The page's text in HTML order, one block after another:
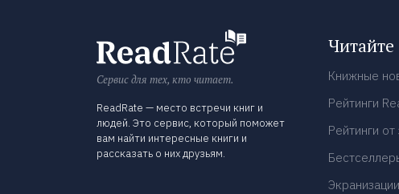
Сервис для тех, кто читает.
ReadRate — место встречи книг и
людей. Это сервис, который поможет
вам найти интересные книги и
рассказать о них друзьям.
Читайте
Книжные
Рейтинги
Рейтинги
Экранизации